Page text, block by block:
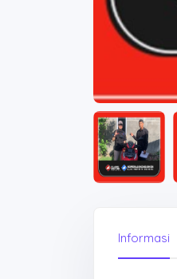
Informasi